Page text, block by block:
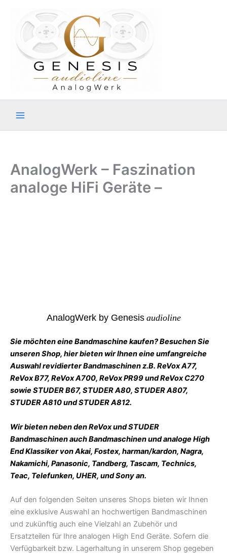
springen
AnalogWerk – Faszination
analoge HiFi Geräte –
AnalogWerk by Genesis audioline
Sie möchten eine Bandmaschine kaufen? Besuchen Sie
unseren Shop, hier bieten wir Ihnen eine umfangreiche
Auswahl revidierter Bandmaschinen z.B. ReVox A77,
ReVox B77, ReVox A700, ReVox PR99 und ReVox C270
sowie STUDER B67, STUDER A80, STUDER A807,
STUDER A810 und STUDER A812.
Wir bieten neben den ReVox und STUDER
Bandmaschinen auch Bandmaschinen und analoge High
End Klassiker von Akai, Fostex, harman/kardon, Nagra,
Nakamichi, Panasonic, Tandberg, Tascam, Technics,
Teac, Telefunken, UHER, und Sony an.
Auf den folgenden Seiten unseres Shops bieten wir Ihnen
eine exklusive Auswahl an hochwertigen Bandmaschinen
und zukünftig auch eine Vielzahl an Zubehör und
Ersatzteilen für Ihre analogen High End Geräte. Sofern die
Verfügbarkeit bzw. Lagerhaltung in unserem Shop gegeben